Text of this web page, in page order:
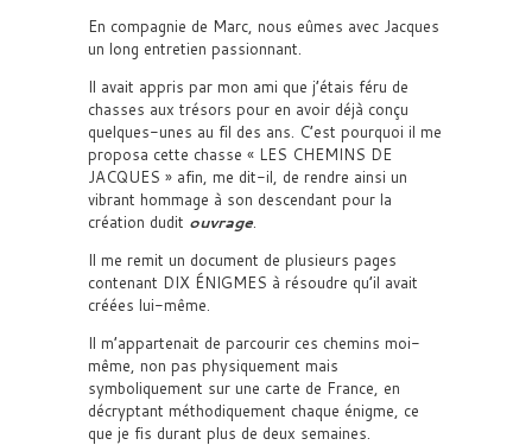
En compagnie de Marc, nous eûmes avec Jacques
un long entretien passionnant.
Il avait appris par mon ami que j’étais féru de
chasses aux trésors pour en avoir déjà conçu
quelques-unes au fil des ans. C’est pourquoi il me
proposa cette chasse « LES CHEMINS DE
JACQUES » afin, me dit-il, de rendre ainsi un
vibrant hommage à son descendant pour la
création dudit ouvrage.
Il me remit un document de plusieurs pages
contenant DIX ÉNIGMES à résoudre qu’il avait
créées lui-même.
Il m’appartenait de parcourir ces chemins moi-
même, non pas physiquement mais
symboliquement sur une carte de France, en
décryptant méthodiquement chaque énigme, ce
que je fis durant plus de deux semaines.